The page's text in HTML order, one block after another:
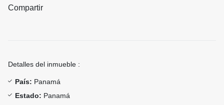
Compartir
Detalles del inmueble :
País: Panamá
Estado: Panamá